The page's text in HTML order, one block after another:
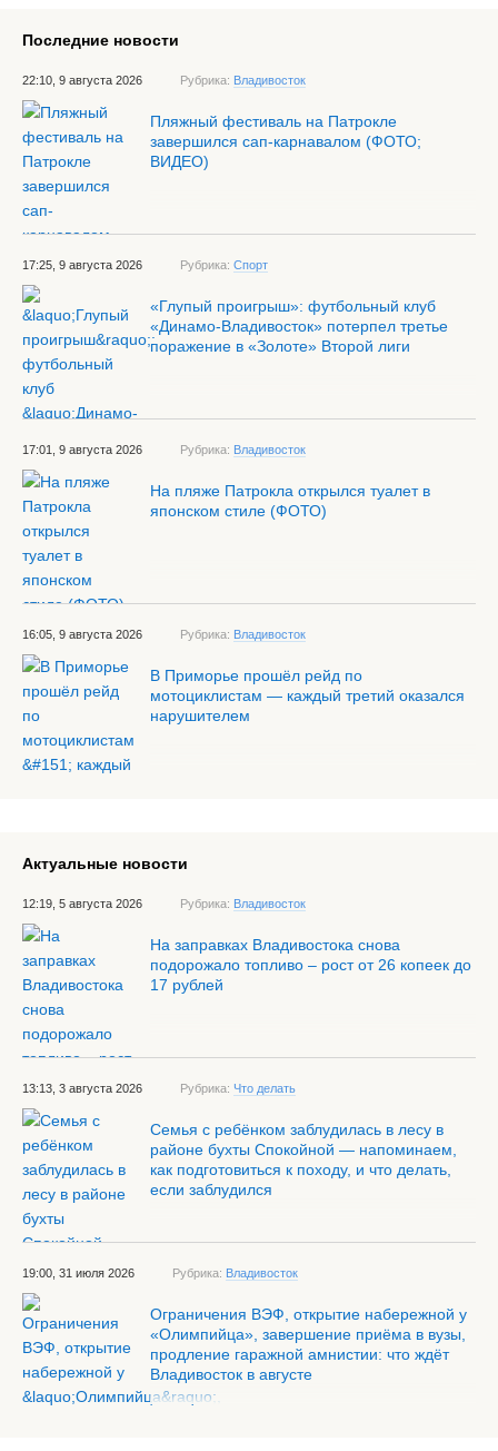
Последние новости
22:10, 9 августа 2026 Рубрика: Владивосток
Пляжный фестиваль на Патрокле
завершился сап-карнавалом (ФОТО;
ВИДЕО)
17:25, 9 августа 2026 Рубрика: Спорт
«Глупый проигрыш»: футбольный клуб
«Динамо-Владивосток» потерпел третье
поражение в «Золоте» Второй лиги
17:01, 9 августа 2026 Рубрика: Владивосток
На пляже Патрокла открылся туалет в
японском стиле (ФОТО)
16:05, 9 августа 2026 Рубрика: Владивосток
В Приморье прошёл рейд по
мотоциклистам — каждый третий оказался
нарушителем
Актуальные новости
12:19, 5 августа 2026 Рубрика: Владивосток
На заправках Владивостока снова
подорожало топливо – рост от 26 копеек до
17 рублей
13:13, 3 августа 2026 Рубрика: Что делать
Семья с ребёнком заблудилась в лесу в
районе бухты Спокойной — напоминаем,
как подготовиться к походу, и что делать,
если заблудился
19:00, 31 июля 2026 Рубрика: Владивосток
Ограничения ВЭФ, открытие набережной у
«Олимпийца», завершение приёма в вузы,
продление гаражной амнистии: что ждёт
Владивосток в августе